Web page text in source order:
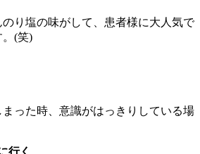
り塩の味がして、患者様に大人気で
。(笑)
った時、意識がはっきりしている場
行く